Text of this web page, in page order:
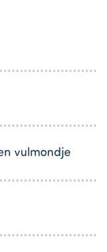
vulmondje